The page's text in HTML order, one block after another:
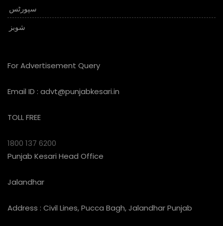
سپورٹس
شوبز
For Advertisement Query
Email ID : advt@punjabkesari.in
TOLL FREE
1800 137 6200
Punjab Kesari Head Office
Jalandhar
Address : Civil Lines, Pucca Bagh, Jalandhar Punjab